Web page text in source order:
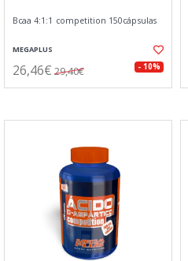
Bcaa 4:1:1 competition 150cápsulas
MEGAPLUS
26,46€ 29,40€ - 10%